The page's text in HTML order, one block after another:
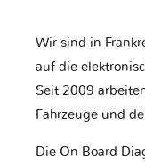
Wir sind in
auf die
Seit 2009
Fahrzeuge und
Die On Board